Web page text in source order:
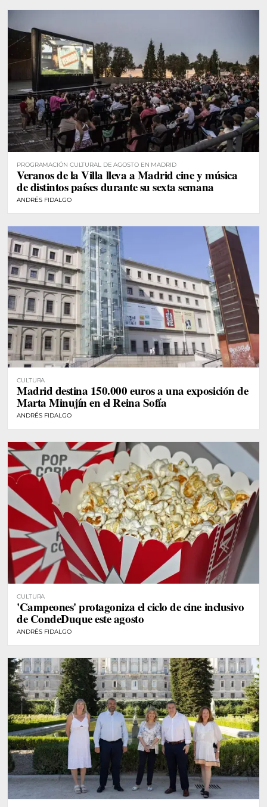
PROGRAMACIÓN CULTURAL DE AGOSTO EN MADRID
Veranos de la Villa lleva a Madrid cine y música
de distintos países durante su sexta semana
ANDRÉS FIDALGO
CULTURA
Madrid destina 150.000 euros a una exposición de
Marta Minujín en el Reina Sofía
ANDRÉS FIDALGO
CULTURA
'Campeones' protagoniza el ciclo de cine inclusivo
de CondeDuque este agosto
ANDRÉS FIDALGO